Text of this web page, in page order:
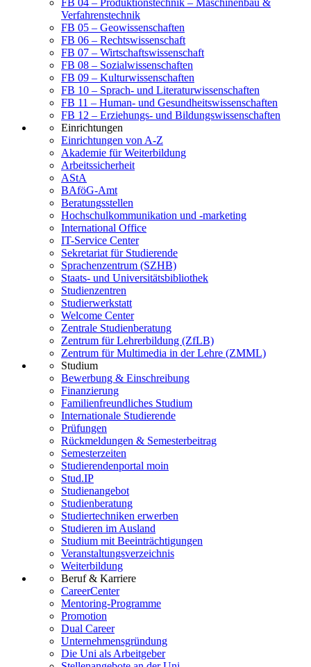
Verfahrenstechnik
FB 05 – Geowissenschaften
FB 06 – Rechtswissenschaft
FB 07 – Wirtschaftswissenschaft
FB 08 – Sozialwissenschaften
FB 09 – Kulturwissenschaften
FB 10 – Sprach- und Literaturwissenschaften
FB 11 – Human- und Gesundheitswissenschaften
FB 12 – Erziehungs- und Bildungswissenschaften
Einrichtungen
Einrichtungen von A-Z
Akademie für Weiterbildung
Arbeitssicherheit
AStA
BAföG-Amt
Beratungsstellen
Hochschulkommunikation und -marketing
International Office
IT-Service Center
Sekretariat für Studierende
Sprachenzentrum (SZHB)
Staats- und Universitätsbibliothek
Studienzentren
Studierwerkstatt
Welcome Center
Zentrale Studienberatung
Zentrum für Lehrerbildung (ZfLB)
Zentrum für Multimedia in der Lehre (ZMML)
Studium
Bewerbung & Einschreibung
Finanzierung
Familienfreundliches Studium
Internationale Studierende
Prüfungen
Rückmeldungen & Semesterbeitrag
Semesterzeiten
Studierendenportal moin
Stud.IP
Studienangebot
Studienberatung
Studiertechniken erwerben
Studieren im Ausland
Studium mit Beeinträchtigungen
Veranstaltungsverzeichnis
Weiterbildung
Beruf & Karriere
CareerCenter
Mentoring-Programme
Promotion
Dual Career
Unternehmensgründung
Die Uni als Arbeitgeber